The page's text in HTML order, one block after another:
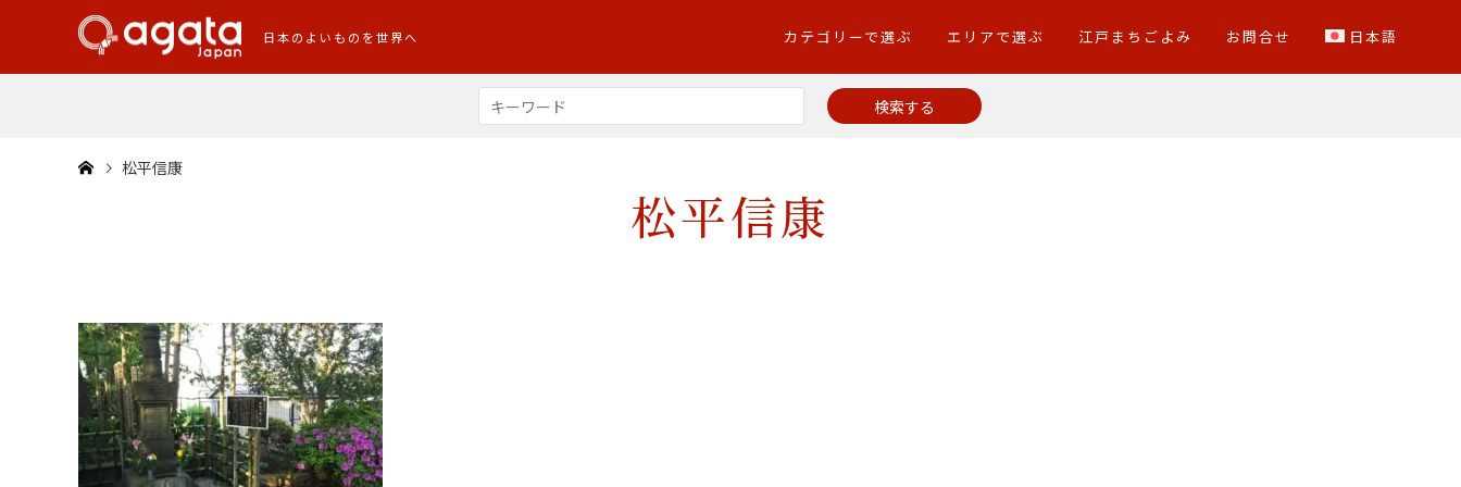
日本のよいものを世界へ カテゴリーで選ぶ エリアで選ぶ 江戸まちごよみ お問合せ 日本語
松平信康
松平信康